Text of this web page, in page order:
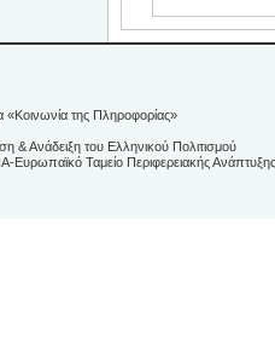
της Πληροφορίας»
Ανάδειξη του Ελληνικού Πολιτισμού
Ταμείο Περιφερειακής